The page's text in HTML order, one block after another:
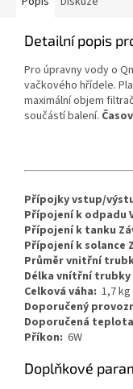
Detailní popis
Pro úpravny vody o
vačkového hřídele.
maximální objem
součástí balení.
Přípojky vstup/
Přípojení k odpadu
Přípojení k tanku
Přípojení k solance
Průměr vnitřní
Délka vnítřní
Celková váha: 1,7 kg
Doporučený
Doporučená
Příkon: 6W
Doplňkové